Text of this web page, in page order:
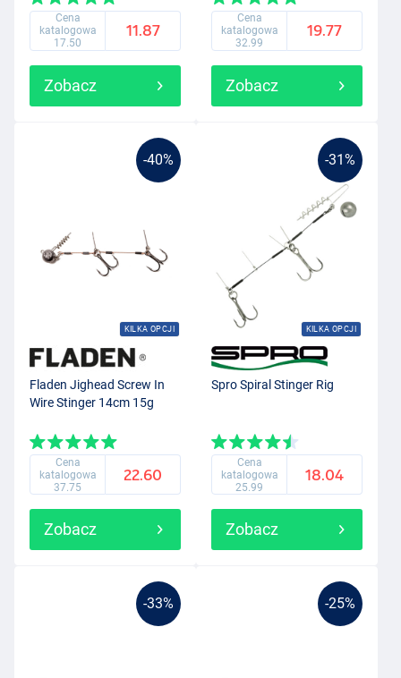
Cena
katalogowa
17.50
11.87
Zobacz
Cena
katalogowa
32.99
19.77
Zobacz
-40%
KILKA OPCJI
Fladen Jighead Screw In
Wire Stinger 14cm 15g
Cena
katalogowa
37.75
22.60
Zobacz
-31%
KILKA OPCJI
Spro Spiral Stinger Rig
Cena
katalogowa
25.99
18.04
Zobacz
-33% -25%